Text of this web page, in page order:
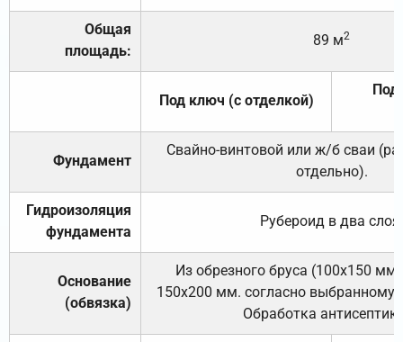
Общая
площадь:
89 м2
Под ключ (с отделкой)
Под
Фундамент
Свайно-винтовой или ж/б сваи
отдельно).
Гидроизоляция
фундамента
Рубероид в два слоя.
Основание
(обвязка)
Из обрезного бруса (100х150
150х200 мм. согласно выбранному
Обработка